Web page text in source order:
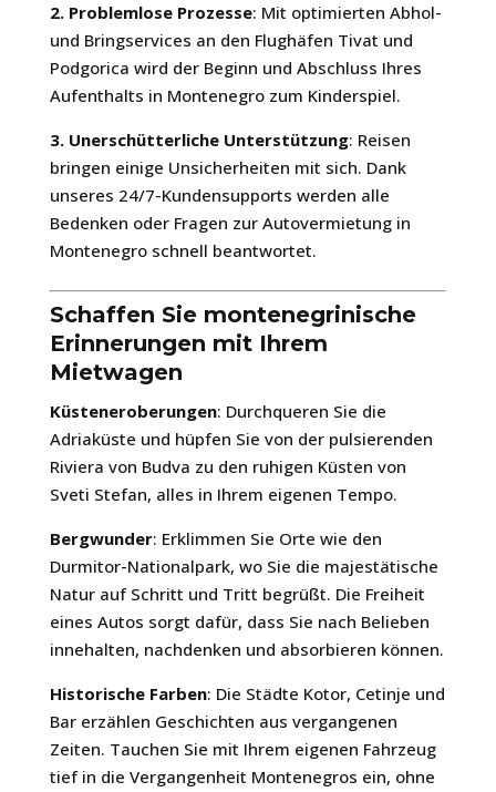
2. Problemlose Prozesse: Mit optimierten Abhol-
und Bringservices an den Flughäfen Tivat und
Podgorica wird der Beginn und Abschluss Ihres
Aufenthalts in Montenegro zum Kinderspiel.
3. Unerschütterliche Unterstützung: Reisen
bringen einige Unsicherheiten mit sich. Dank
unseres 24/7-Kundensupports werden alle
Bedenken oder Fragen zur Autovermietung in
Montenegro schnell beantwortet.
Schaffen Sie montenegrinische
Erinnerungen mit Ihrem
Mietwagen
Küsteneroberungen: Durchqueren Sie die
Adriaküste und hüpfen Sie von der pulsierenden
Riviera von Budva zu den ruhigen Küsten von
Sveti Stefan, alles in Ihrem eigenen Tempo.
Bergwunder: Erklimmen Sie Orte wie den
Durmitor-Nationalpark, wo Sie die majestätische
Natur auf Schritt und Tritt begrüßt. Die Freiheit
eines Autos sorgt dafür, dass Sie nach Belieben
innehalten, nachdenken und absorbieren können.
Historische Farben: Die Städte Kotor, Cetinje und
Bar erzählen Geschichten aus vergangenen
Zeiten. Tauchen Sie mit Ihrem eigenen Fahrzeug
tief in die Vergangenheit Montenegros ein, ohne